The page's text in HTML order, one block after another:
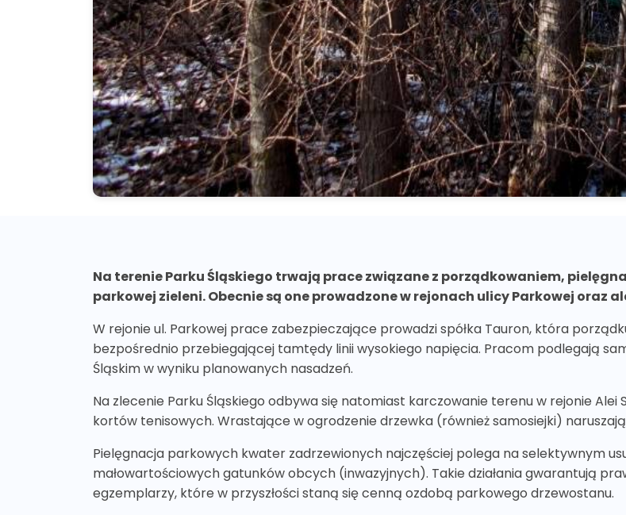
Na terenie Parku Śląskiego trwają prace związane z porządkowaniem,
parkowej zieleni. Obecnie są one prowadzone w rejonach ulicy Parkowej oraz
W rejonie ul. Parkowej prace zabezpieczające prowadzi spółka Tauron, która
bezpośrednio przebiegającej tamtędy linii wysokiego napięcia. Pracom podlegają
Śląskim w wyniku planowanych nasadzeń.
Na zlecenie Parku Śląskiego odbywa się natomiast karczowanie terenu w rejonie
kortów tenisowych. Wrastające w ogrodzenie drzewka (również samosiejki)
Pielęgnacja parkowych kwater zadrzewionych najczęściej polega na selektywnym
małowartościowych gatunków obcych (inwazyjnych). Takie działania gwarantują
egzemplarzy, które w przyszłości staną się cenną ozdobą parkowego drzewostanu.